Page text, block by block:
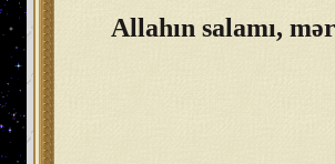
Allahın salamı,